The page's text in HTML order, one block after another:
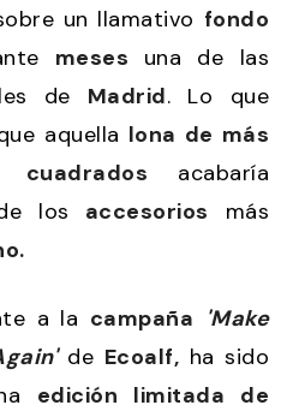
un llamativo fondo
meses una de las
de Madrid. Lo que
aquella lona de más
cuadrados acabaría
los accesorios más
a la campaña 'Make
de Ecoalf, ha sido
edición limitada de